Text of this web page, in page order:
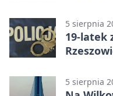
5 sierpnia
19-latek
5 sierpnia